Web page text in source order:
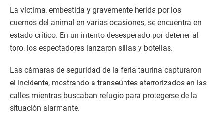
La víctima, embestida y gravemente herida por los
cuernos del animal en varias ocasiones, se encuentra en
estado crítico. En un intento desesperado por detener al
toro, los espectadores lanzaron sillas y botellas.
Las cámaras de seguridad de la feria taurina capturaron
el incidente, mostrando a transeúntes aterrorizados en las
calles mientras buscaban refugio para protegerse de la
situación alarmante.